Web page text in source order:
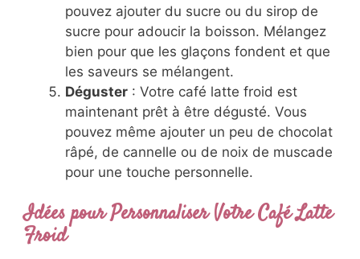
pouvez ajouter du sucre ou du sirop de
sucre pour adoucir la boisson. Mélangez
bien pour que les glaçons fondent et que
les saveurs se mélangent.
Déguster : Votre café latte froid est
maintenant prêt à être dégusté. Vous
pouvez même ajouter un peu de chocolat
râpé, de cannelle ou de noix de muscade
pour une touche personnelle.
Idées pour Personnaliser Votre Café Latte
Froid